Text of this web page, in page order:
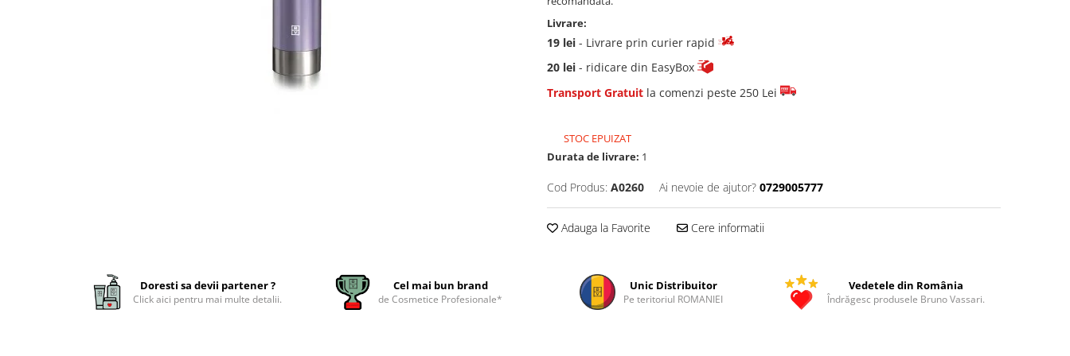
Livrare:
19 lei - Livrare prin curier rapid
20 lei - ridicare din EasyBox
Transport Gratuit la comenzi peste 250 Lei
STOC EPUIZAT
Durata de livrare: 1
Cod Produs: A0260 Ai nevoie de ajutor? 0729005777
Adauga la Favorite Cere informatii
Doresti sa devii partener ?
Click aici pentru mai multe detalii.
Cel mai bun brand
de Cosmetice Profesionale*
Unic Distribuitor
Pe teritoriul ROMANIEI
Vedetele din România
Îndrăgesc produsele Bruno Vassari.